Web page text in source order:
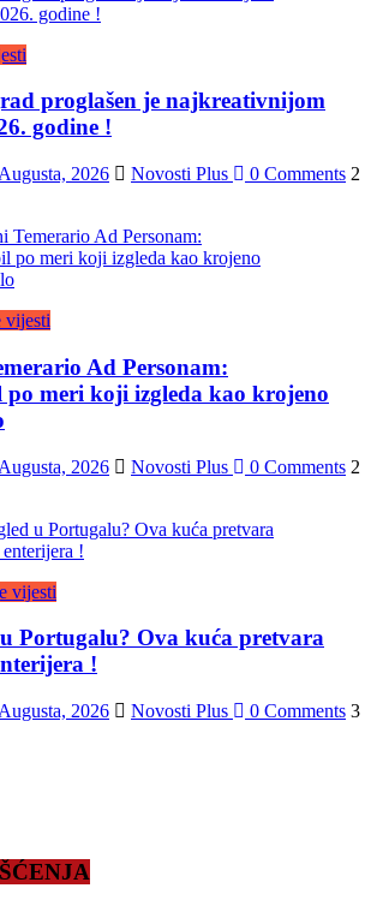
proglašen je najkreativnijom
godine !
2026 Novosti Plus 0 Comments 2
vijesti
Ad Personam:
po meri koji izgleda kao krojeno
2026 Novosti Plus 0 Comments 2
vijesti
Portugalu? Ova kuća pretvara
!
2026 Novosti Plus 0 Comments 3